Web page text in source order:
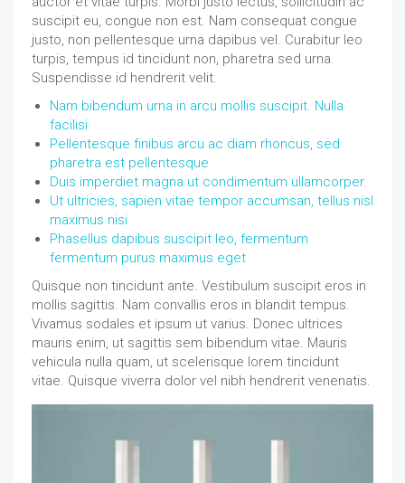
suscipit eu, congue non est. Nam consequat congue
justo, non pellentesque urna dapibus vel. Curabitur leo
turpis, tempus id tincidunt non, pharetra sed urna.
Suspendisse id hendrerit velit.
Nam bibendum urna in arcu mollis suscipit. Nulla
facilisi
Pellentesque finibus arcu ac diam rhoncus, sed
pharetra est pellentesque
Duis imperdiet magna ut condimentum ullamcorper.
Ut ultricies, sapien vitae tempor accumsan, tellus nisl
maximus nisi
Phasellus dapibus suscipit leo, fermentum
fermentum purus maximus eget
Quisque non tincidunt ante. Vestibulum suscipit eros in
mollis sagittis. Nam convallis eros in blandit tempus.
Vivamus sodales et ipsum ut varius. Donec ultrices
mauris enim, ut sagittis sem bibendum vitae. Mauris
vehicula nulla quam, ut scelerisque lorem tincidunt
vitae. Quisque viverra dolor vel nibh hendrerit venenatis.